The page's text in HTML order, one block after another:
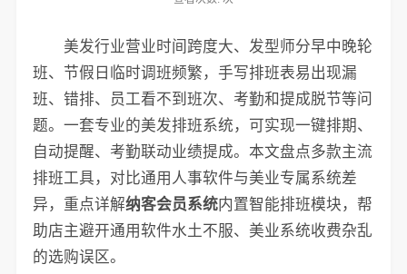
美发行业营业时间跨度大、发型师分早中晚轮
班、节假日临时调班频繁，手写排班表易出现漏
班、错排、员工看不到班次、考勤和提成脱节等问
题。一套专业的美发排班系统，可实现一键排期、
自动提醒、考勤联动业绩提成。本文盘点多款主流
排班工具，对比通用人事软件与美业专属系统差
异，重点详解纳客会员系统内置智能排班模块，帮
助店主避开通用软件水土不服、美业系统收费杂乱
的选购误区。